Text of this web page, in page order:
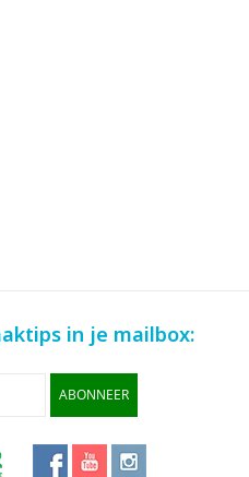
in je mailbox:
ABONNEER